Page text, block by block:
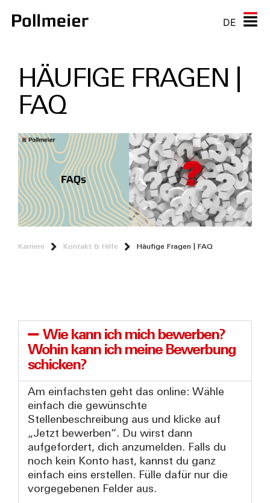
DE
HÄUFIGE FRAGEN |
FAQ
Karriere Kontakt & Hilfe Häufige Fragen | FAQ
Wie kann ich mich bewerben?
Wohin kann ich meine Bewerbung
schicken?
Am einfachsten geht das online: Wähle
einfach die gewünschte
Stellenbeschreibung aus und klicke auf
„Jetzt bewerben“. Du wirst dann
aufgefordert, dich anzumelden. Falls du
noch kein Konto hast, kannst du ganz
einfach eins erstellen. Fülle dafür nur die
vorgegebenen Felder aus.